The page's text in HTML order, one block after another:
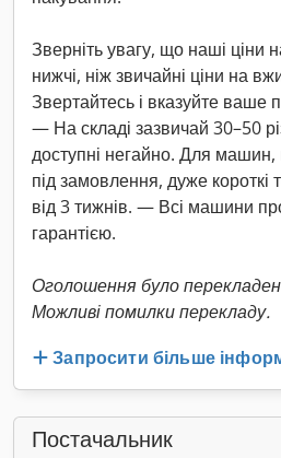
Зверніть увагу, що наші ціни
нижчі, ніж звичайні ціни на
Звертайтесь і вказуйте ваше
— На складі зазвичай 30–50
доступні негайно. Для
під замовлення, дуже
від 3 тижнів. — Всі машини
гарантією.
Оголошення було
Можливі помилки перекладу.
Запросити більше
Постачальник